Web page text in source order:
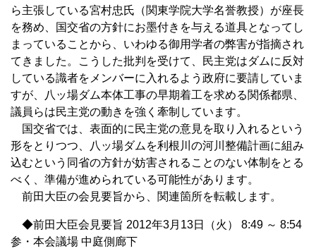
ら主張している宮村忠氏（関東学院大学名誉教授）が座長
を務め、国交省の方針にお墨付きを与える道具となってし
まっていることから、いわゆる御用学者の弊害が指摘され
てきました。こうした批判を受けて、民主党はダムに反対
している識者をメンバーに入れるよう政府に要請していま
すが、八ッ場ダム本体工事の早期着工を求める関係都県、
議員らは民主党の動きを強く牽制しています。
国交省では、表面的に民主党の意見を取り入れるという
形をとりつつ、八ッ場ダムを利根川の河川整備計画に組み
込むという同省の方針が妨害されることのない体制をとる
べく、準備が進められている可能性があります。
前田大臣の会見要旨から、関連箇所を転載します。
◆前田大臣会見要旨 2012年3月13日（火） 8:49 ～ 8:54
参・本会議場 中庭側廊下